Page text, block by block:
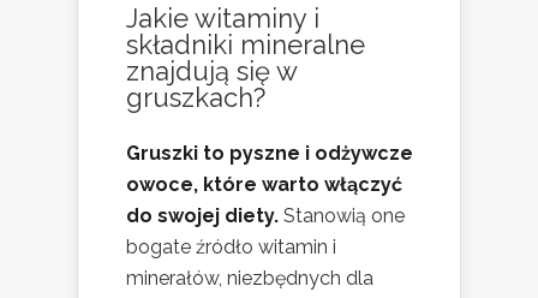
Jakie witaminy i
składniki mineralne
znajdują się w
gruszkach?
Gruszki to pyszne i odżywcze
owoce, które warto włączyć
do swojej diety. Stanowią one
bogate źródło witamin i
minerałów, niezbędnych dla